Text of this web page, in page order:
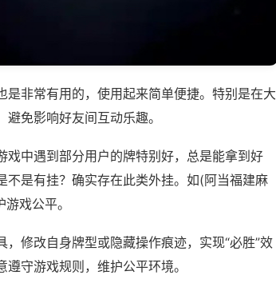
非常有用的，使用起来简单便捷。特别是在大
免影响好友间互动乐趣。
中遇到部分用户的牌特别好，总是能拿到好
是有挂？确实存在此类外挂。如(阿当福建麻
戏公平。
修改自身牌型或隐藏操作痕迹，实现“必胜”效
守游戏规则，维护公平环境。